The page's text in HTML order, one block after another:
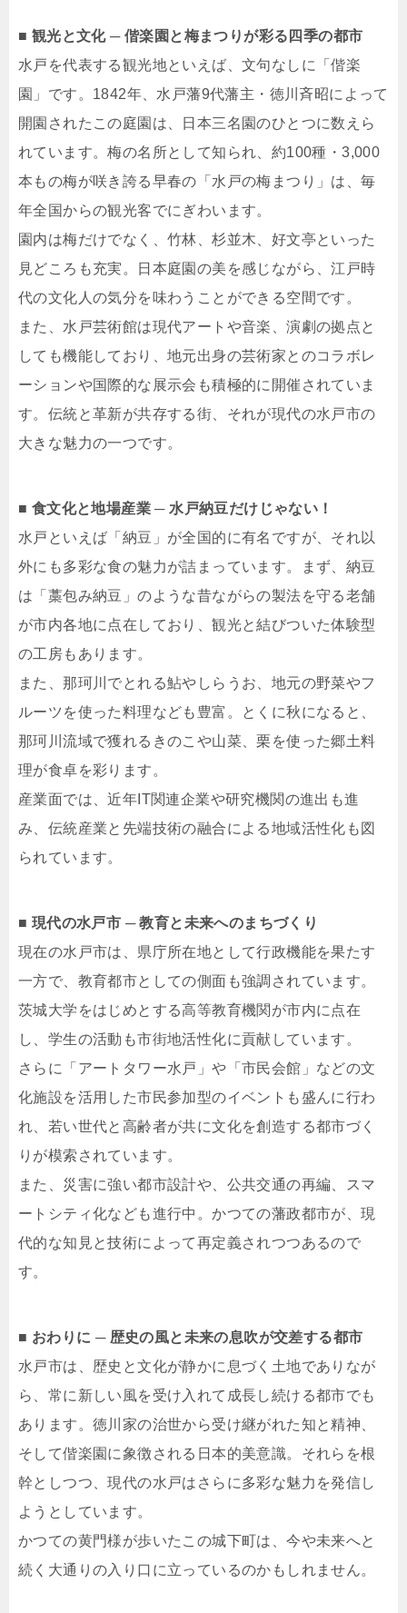
■ 観光と文化 ─ 偕楽園と梅まつりが彩る四季の都市
水戸を代表する観光地といえば、文句なしに「偕楽
園」です。1842年、水戸藩9代藩主・徳川斉昭によって
開園されたこの庭園は、日本三名園のひとつに数えら
れています。梅の名所として知られ、約100種・3,000
本もの梅が咲き誇る早春の「水戸の梅まつり」は、毎
年全国からの観光客でにぎわいます。
園内は梅だけでなく、竹林、杉並木、好文亭といった
見どころも充実。日本庭園の美を感じながら、江戸時
代の文化人の気分を味わうことができる空間です。
また、水戸芸術館は現代アートや音楽、演劇の拠点と
しても機能しており、地元出身の芸術家とのコラボレ
ーションや国際的な展示会も積極的に開催されていま
す。伝統と革新が共存する街、それが現代の水戸市の
大きな魅力の一つです。
■ 食文化と地場産業 ─ 水戸納豆だけじゃない！
水戸といえば「納豆」が全国的に有名ですが、それ以
外にも多彩な食の魅力が詰まっています。まず、納豆
は「藁包み納豆」のような昔ながらの製法を守る老舗
が市内各地に点在しており、観光と結びついた体験型
の工房もあります。
また、那珂川でとれる鮎やしらうお、地元の野菜やフ
ルーツを使った料理なども豊富。とくに秋になると、
那珂川流域で獲れるきのこや山菜、栗を使った郷土料
理が食卓を彩ります。
産業面では、近年IT関連企業や研究機関の進出も進
み、伝統産業と先端技術の融合による地域活性化も図
られています。
■ 現代の水戸市 ─ 教育と未来へのまちづくり
現在の水戸市は、県庁所在地として行政機能を果たす
一方で、教育都市としての側面も強調されています。
茨城大学をはじめとする高等教育機関が市内に点在
し、学生の活動も市街地活性化に貢献しています。
さらに「アートタワー水戸」や「市民会館」などの文
化施設を活用した市民参加型のイベントも盛んに行わ
れ、若い世代と高齢者が共に文化を創造する都市づく
りが模索されています。
また、災害に強い都市設計や、公共交通の再編、スマ
ートシティ化なども進行中。かつての藩政都市が、現
代的な知見と技術によって再定義されつつあるので
す。
■ おわりに ─ 歴史の風と未来の息吹が交差する都市
水戸市は、歴史と文化が静かに息づく土地でありなが
ら、常に新しい風を受け入れて成長し続ける都市でも
あります。徳川家の治世から受け継がれた知と精神、
そして偕楽園に象徴される日本的美意識。それらを根
幹としつつ、現代の水戸はさらに多彩な魅力を発信し
ようとしています。
かつての黄門様が歩いたこの城下町は、今や未来へと
続く大通りの入り口に立っているのかもしれません。